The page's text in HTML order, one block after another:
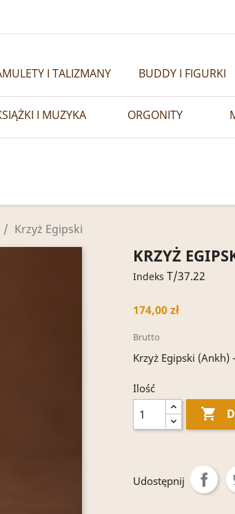
I TALIZMANY BUDDY I FIGURKI
I MUZYKA ORGONITY
Krzyż Egipski
KRZYŻ
Indeks T/37.22
174,00 zł
Brutto
Krzyż Egipski (Ankh)
Ilość

Udostępnij